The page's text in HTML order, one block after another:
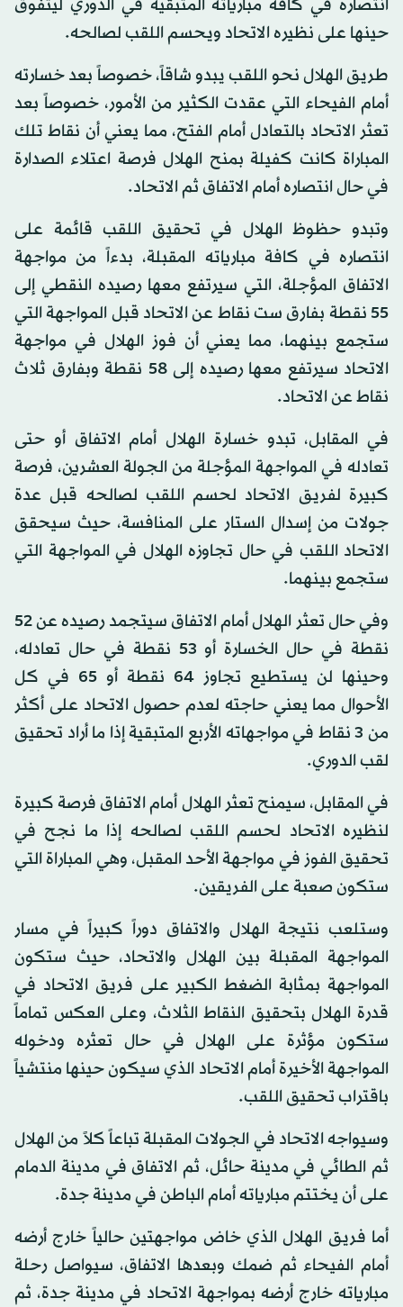
انتصاره في كافة مبارياته المتبقية في الدوري ليتفوق
حينها على نظيره الاتحاد ويحسم اللقب لصالحه.
طريق الهلال نحو اللقب يبدو شاقاً، خصوصاً بعد خسارته
أمام الفيحاء التي عقدت الكثير من الأمور، خصوصاً بعد
تعثر الاتحاد بالتعادل أمام الفتح، مما يعني أن نقاط تلك
المباراة كانت كفيلة بمنح الهلال فرصة اعتلاء الصدارة
في حال انتصاره أمام الاتفاق ثم الاتحاد.
وتبدو حظوظ الهلال في تحقيق اللقب قائمة على
انتصاره في كافة مبارياته المقبلة، بدءاً من مواجهة
الاتفاق المؤجلة، التي سيرتفع معها رصيده النقطي إلى
55 نقطة بفارق ست نقاط عن الاتحاد قبل المواجهة التي
ستجمع بينهما، مما يعني أن فوز الهلال في مواجهة
الاتحاد سيرتفع معها رصيده إلى 58 نقطة وبفارق ثلاث
نقاط عن الاتحاد.
في المقابل، تبدو خسارة الهلال أمام الاتفاق أو حتى
تعادله في المواجهة المؤجلة من الجولة العشرين، فرصة
كبيرة لفريق الاتحاد لحسم اللقب لصالحه قبل عدة
جولات من إسدال الستار على المنافسة، حيث سيحقق
الاتحاد اللقب في حال تجاوزه الهلال في المواجهة التي
ستجمع بينهما.
وفي حال تعثر الهلال أمام الاتفاق سيتجمد رصيده عن 52
نقطة في حال الخسارة أو 53 نقطة في حال تعادله،
وحينها لن يستطيع تجاوز 64 نقطة أو 65 في كل
الأحوال مما يعني حاجته لعدم حصول الاتحاد على أكثر
من 3 نقاط في مواجهاته الأربع المتبقية إذا ما أراد تحقيق
لقب الدوري.
في المقابل، سيمنح تعثر الهلال أمام الاتفاق فرصة كبيرة
لنظيره الاتحاد لحسم اللقب لصالحه إذا ما نجح في
تحقيق الفوز في مواجهة الأحد المقبل، وهي المباراة التي
ستكون صعبة على الفريقين.
وستلعب نتيجة الهلال والاتفاق دوراً كبيراً في مسار
المواجهة المقبلة بين الهلال والاتحاد، حيث ستكون
المواجهة بمثابة الضغط الكبير على فريق الاتحاد في
قدرة الهلال بتحقيق النقاط الثلاث، وعلى العكس تماماً
ستكون مؤثرة على الهلال في حال تعثره ودخوله
المواجهة الأخيرة أمام الاتحاد الذي سيكون حينها منتشياً
باقتراب تحقيق اللقب.
وسيواجه الاتحاد في الجولات المقبلة تباعاً كلاً من الهلال
ثم الطائي في مدينة حائل، ثم الاتفاق في مدينة الدمام
على أن يختتم مبارياته أمام الباطن في مدينة جدة.
أما فريق الهلال الذي خاض مواجهتين حالياً خارج أرضه
أمام الفيحاء ثم ضمك وبعدها الاتفاق، سيواصل رحلة
مبارياته خارج أرضه بمواجهة الاتحاد في مدينة جدة، ثم